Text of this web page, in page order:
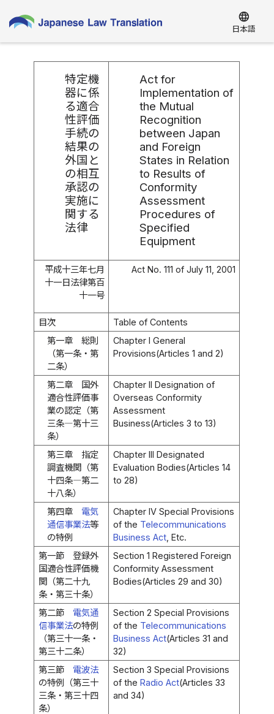
language
日本語
特定機
器に係
る適合
性評価
手続の
結果の
外国と
の相互
承認の
実施に
関する
法律
Act for
Implementation of
the Mutual
Recognition
between Japan
and Foreign
States in Relation
to Results of
Conformity
Assessment
Procedures of
Specified
Equipment
平成十三年七月
十一日法律第百
十一号
Act No. 111 of July 11, 2001
目次
Table of Contents
第一章 総則
（第一条・第
二条）
Chapter I General
Provisions(Articles 1 and 2)
第二章 国外
適合性評価事
業の認定（第
三条―第十三
条）
Chapter II Designation of
Overseas Conformity
Assessment
Business(Articles 3 to 13)
第三章 指定
調査機関（第
十四条―第二
十八条）
Chapter III Designated
Evaluation Bodies(Articles 14
to 28)
第四章 電気
通信事業法等
の特例
Chapter IV Special Provisions
of the Telecommunications
Business Act, Etc.
第一節 登録外
国適合性評価機
関（第二十九
条・第三十条）
Section 1 Registered Foreign
Conformity Assessment
Bodies(Articles 29 and 30)
第二節 電気通
信事業法の特例
（第三十一条・
第三十二条）
Section 2 Special Provisions
of the Telecommunications
Business Act(Articles 31 and
32)
第三節 電波法
の特例（第三十
三条・第三十四
条）
Section 3 Special Provisions
of the Radio Act(Articles 33
and 34)